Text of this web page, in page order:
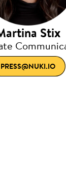
Stix
PRESS@NUKI.IO